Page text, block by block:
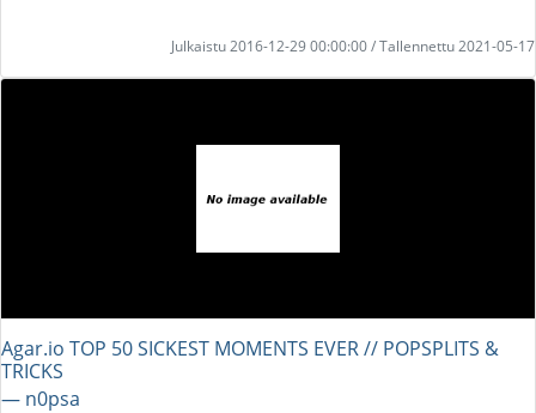
Julkaistu 2016-12-29 00:00:00 / Tallennettu 2021-05-17
Agar.io TOP 50 SICKEST MOMENTS EVER // POPSPLITS &
TRICKS
― n0psa